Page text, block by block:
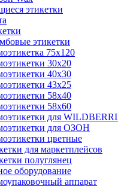
этикетки
этикетки
75х120
30х20
40х30
43х25
58х40
58х60
для
для ОЗОН
цветные
для маркетплейсов
полуглянец
оборудование
аппарат